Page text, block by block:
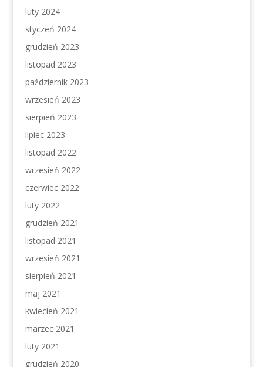
luty 2024
styczeń 2024
grudzień 2023
listopad 2023
październik 2023
wrzesień 2023
sierpień 2023
lipiec 2023
listopad 2022
wrzesień 2022
czerwiec 2022
luty 2022
grudzień 2021
listopad 2021
wrzesień 2021
sierpień 2021
maj 2021
kwiecień 2021
marzec 2021
luty 2021
grudzień 2020